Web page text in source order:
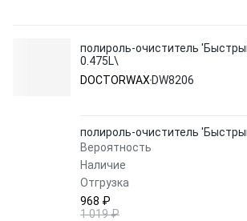
полироль-очиститель
0.475L\
DOCTORWAX DW8206
полироль-очиститель
Вероятность
Наличие
Отгрузка
968 ₽
1 019 ₽